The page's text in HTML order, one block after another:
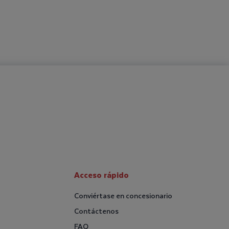
Acceso rápido
Conviértase en concesionario
Contáctenos
FAQ